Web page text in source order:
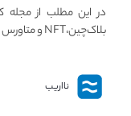
معرفی بهترین
در این مطلب از مجله
بلاک‌چین،NFT و متاورس را معرفی می‌کنیم.
نااریب